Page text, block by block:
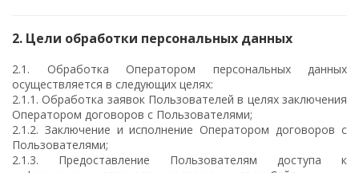
2. Цели обработки персональных данных
2.1. Обработка Оператором персональных данных
осуществляется в следующих целях:
2.1.1. Обработка заявок Пользователей в целях заключения
Оператором договоров с Пользователями;
2.1.2. Заключение и исполнение Оператором договоров с
Пользователями;
2.1.3. Предоставление Пользователям доступа к